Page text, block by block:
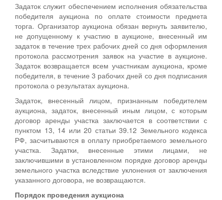
Задаток служит обеспечением исполнения обязательства
победителя аукциона по оплате стоимости предмета
торга. Организатор аукциона обязан вернуть заявителю,
не допущенному к участию в аукционе, внесенный им
задаток в течение трех рабочих дней со дня оформления
протокола рассмотрения заявок на участие в аукционе.
Задаток возвращается всем участникам аукциона, кроме
победителя, в течение 3 рабочих дней со дня подписания
протокола о результатах аукциона.
Задаток, внесенный лицом, признанным победителем
аукциона, задаток, внесенный иным лицом, с которым
договор аренды участка заключается в соответствии с
пунктом 13, 14 или 20 статьи 39.12 Земельного кодекса
РФ, засчитываются в оплату приобретаемого земельного
участка. Задатки, внесенные этими лицами, не
заключившими в установленном порядке договор аренды
земельного участка вследствие уклонения от заключения
указанного договора, не возвращаются.
Порядок проведения аукциона